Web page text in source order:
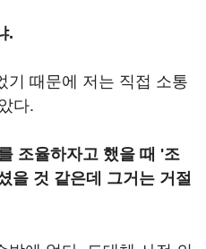
.
기 때문에 저는 직접 소통
다.
조율하자고 했을 때 '조
을 것 같은데 그거는 거절